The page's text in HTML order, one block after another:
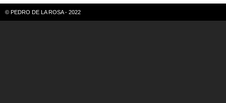
© PEDRO DE LA ROSA - 2022